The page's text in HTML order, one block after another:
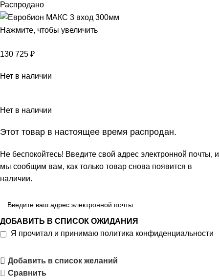
Распродано
Нажмите, чтобы увеличить
130 725 ₽
Нет в наличии
Нет в наличии
Этот товар в настоящее время распродан.
Не беспокойтесь! Введите свой адрес электронной почты, и
мы сообщим вам, как только товар снова появится в
наличии.
ДОБАВИТЬ В СПИСОК ОЖИДАНИЯ
Я прочитал и принимаю политика конфиденциальности
Добавить в список желаний
Сравнить